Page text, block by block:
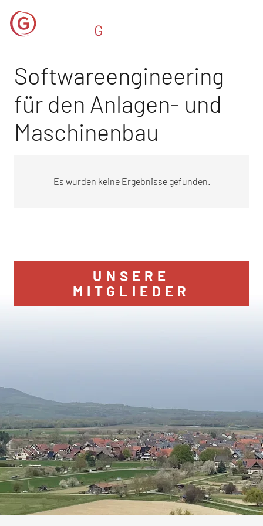
Softwareengineering
für den Anlagen- und
Maschinenbau
Es wurden keine Ergebnisse gefunden.
UNSERE
MITGLIEDER